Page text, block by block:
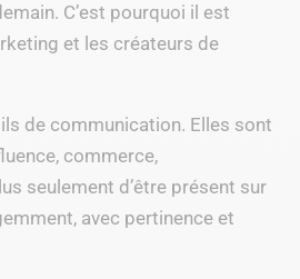
C’est pourquoi il est
et les créateurs de
de communication. Elles sont
commerce,
seulement d’être présent sur
avec pertinence et